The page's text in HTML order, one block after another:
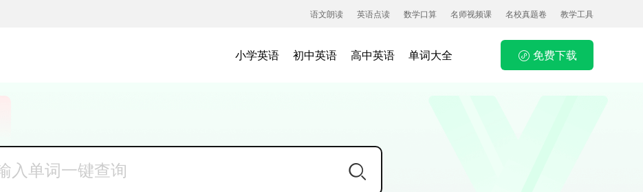
语文朗读 英语点读 数学口算 名师视频课 名校真题卷 教学工具
小学英语 初中英语 高中英语 单词大全 免费下载